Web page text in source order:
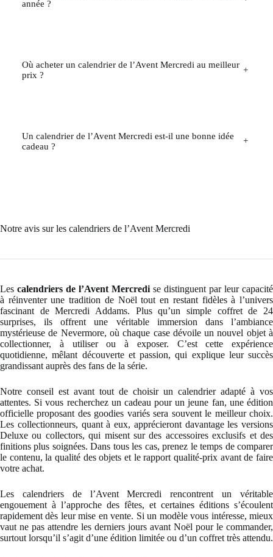
année ?
Où acheter un calendrier de l’Avent Mercredi au meilleur
prix ?
+
Un calendrier de l’Avent Mercredi est-il une bonne idée
cadeau ?
+
Notre avis sur les calendriers de l’Avent Mercredi
Les calendriers de l’Avent Mercredi se distinguent par leur capacité
à réinventer une tradition de Noël tout en restant fidèles à l’univers
fascinant de Mercredi Addams. Plus qu’un simple coffret de 24
surprises, ils offrent une véritable immersion dans l’ambiance
mystérieuse de Nevermore, où chaque case dévoile un nouvel objet à
collectionner, à utiliser ou à exposer. C’est cette expérience
quotidienne, mêlant découverte et passion, qui explique leur succès
grandissant auprès des fans de la série.
Notre conseil est avant tout de choisir un calendrier adapté à vos
attentes. Si vous recherchez un cadeau pour un jeune fan, une édition
officielle proposant des goodies variés sera souvent le meilleur choix.
Les collectionneurs, quant à eux, apprécieront davantage les versions
Deluxe ou collectors, qui misent sur des accessoires exclusifs et des
finitions plus soignées. Dans tous les cas, prenez le temps de comparer
le contenu, la qualité des objets et le rapport qualité-prix avant de faire
votre achat.
Les calendriers de l’Avent Mercredi rencontrent un véritable
engouement à l’approche des fêtes, et certaines éditions s’écoulent
rapidement dès leur mise en vente. Si un modèle vous intéresse, mieux
vaut ne pas attendre les derniers jours avant Noël pour le commander,
surtout lorsqu’il s’agit d’une édition limitée ou d’un coffret très attendu.